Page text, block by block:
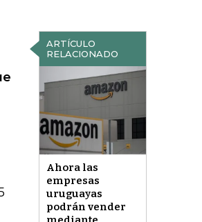
ARTÍCULO
RELACIONADO
Ahora las
empresas
uruguayas
podrán vender